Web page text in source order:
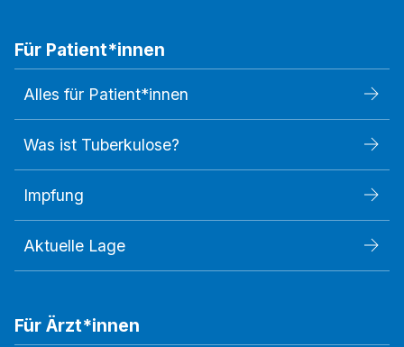
Für Patient*innen
Alles für Patient*innen
Was ist Tuberkulose?
Impfung
Aktuelle Lage
Für Ärzt*innen